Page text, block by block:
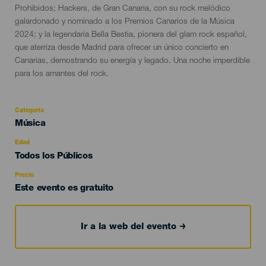
Prohibidos; Hackers, de Gran Canaria, con su rock melódico
galardonado y nominado a los Premios Canarios de la Música
2024; y la legendaria Bella Bestia, pionera del glam rock español,
que aterriza desde Madrid para ofrecer un único concierto en
Canarias, demostrando su energía y legado. Una noche imperdible
para los amantes del rock.
Categoría
Categoría
evento
Música
Edad
Edad
Todos los Públicos
Precio
Este evento es gratuito
Ir a la web del evento